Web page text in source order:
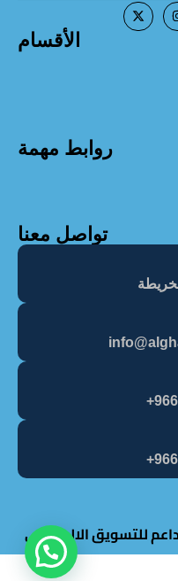
الأقسام
روابط مهمة
تواصل معنا
للتسويق الالكتروني